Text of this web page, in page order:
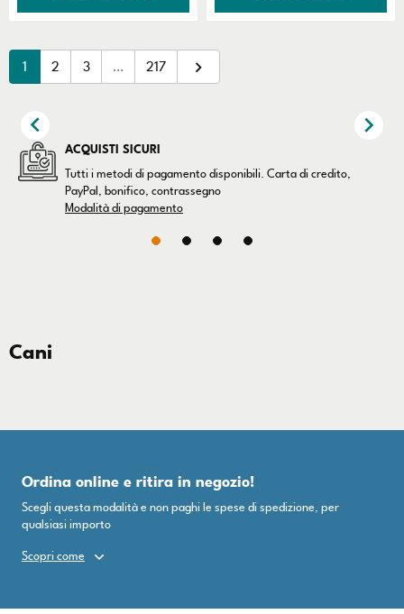
1 2 3 … 217 Successivo


ACQUISTI SICURI
Tutti i metodi di pagamento disponibili. Carta di credito,
PayPal, bonifico, contrassegno
Modalità di pagamento

Cani
Ordina online e ritira in negozio!
Scegli questa modalità e non paghi le spese di spedizione, per
qualsiasi importo
Scopri come